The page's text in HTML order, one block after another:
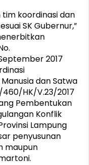
koordinasi dan
SK Gubernur,”
2017
dan Satwa
460/HK/V.23/2017
Pembentukan
Konflik
Lampung
penyusunan
maupun